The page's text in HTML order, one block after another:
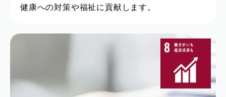
健康への対策や福祉に貢献します。